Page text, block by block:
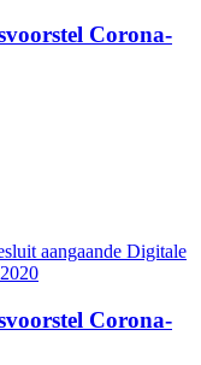
Corona-
aangaande Digitale
Corona-